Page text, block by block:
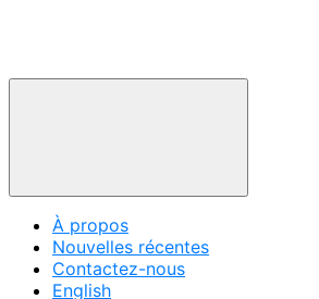
À propos
Nouvelles récentes
Contactez-nous
English